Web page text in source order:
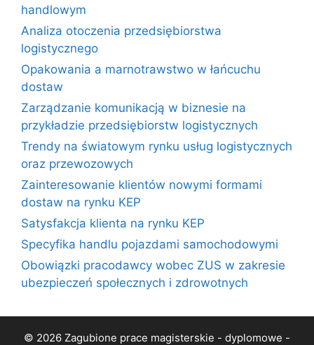
handlowym
Analiza otoczenia przedsiębiorstwa
logistycznego
Opakowania a marnotrawstwo w łańcuchu
dostaw
Zarządzanie komunikacją w biznesie na
przykładzie przedsiębiorstw logistycznych
Trendy na światowym rynku usług logistycznych
oraz przewozowych
Zainteresowanie klientów nowymi formami
dostaw na rynku KEP
Satysfakcja klienta na rynku KEP
Specyfika handlu pojazdami samochodowymi
Obowiązki pracodawcy wobec ZUS w zakresie
ubezpieczeń społecznych i zdrowotnych
© 2026 Zagubione prace magisterskie - dyplomowe -